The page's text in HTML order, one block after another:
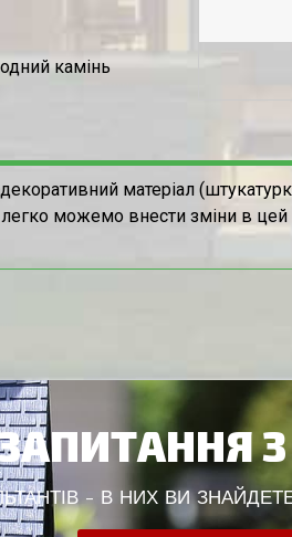
камінь
матеріал
можемо внести зміни в цей
- В НИХ ВИ